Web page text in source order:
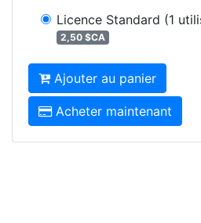
Licence Standard (1
2,50 $CA
Ajouter au panier
Acheter maintenant